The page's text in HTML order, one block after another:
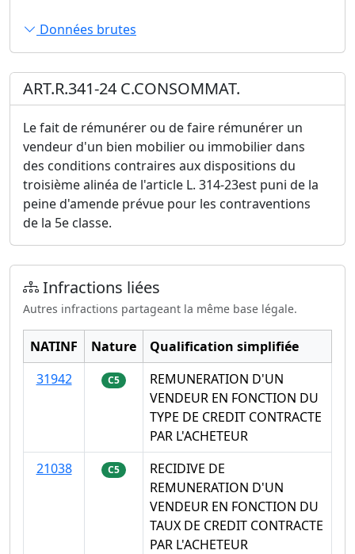
Données brutes
ART.R.341-24 C.CONSOMMAT.
Le fait de rémunérer ou de faire rémunérer un
vendeur d'un bien mobilier ou immobilier dans
des conditions contraires aux dispositions du
troisième alinéa de l'article L. 314-23est puni de la
peine d'amende prévue pour les contraventions
de la 5e classe.
Infractions liées
Autres infractions partageant la même base légale.
NATINF Nature
Qualification simplifiée
31942
C5
REMUNERATION D'UN
VENDEUR EN FONCTION DU
TYPE DE CREDIT CONTRACTE
PAR L'ACHETEUR
21038
C5
RECIDIVE DE
REMUNERATION D'UN
VENDEUR EN FONCTION DU
TAUX DE CREDIT CONTRACTE
PAR L'ACHETEUR